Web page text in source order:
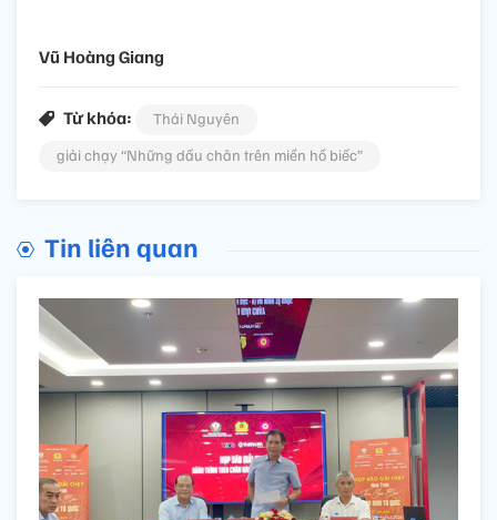
Vũ Hoàng Giang
Từ khóa:
Thái Nguyên
giải chạy “Những dấu chân trên miền hồ biếc”
Tin liên quan